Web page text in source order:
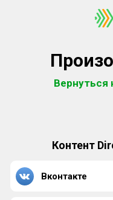
Вернуться
Контент
Вконтакте